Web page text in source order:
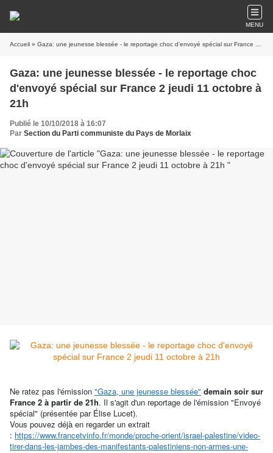
MENU
Accueil » Gaza: une jeunesse blessée - le reportage choc d'envoyé spécial sur France 2 jeudi 11 octobre à 21h
Gaza: une jeunesse blessée - le reportage choc
d'envoyé spécial sur France 2 jeudi 11 octobre à
21h
Publié le 10/10/2018 à 16:07
Par Section du Parti communiste du Pays de Morlaix
Ne ratez pas l'émission "Gaza, une jeunesse blessée" demain soir sur
France 2 à partir de 21h. Il s'agit d'un reportage de l'émission "Envoyé
spécial" (présentée par Élise Lucet).
Vous pouvez déjà en regarder un extrait
: https://www.francetvinfo.fr/monde/proche-orient/israel-palestine/video-
tirer-dans-les-jambes-des-manifestants-palestiniens-non-armes-une-